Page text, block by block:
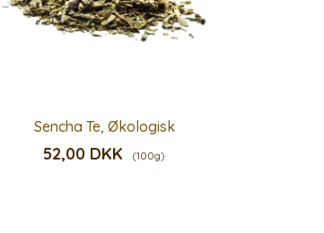
Sencha Te, Økologisk
52,00 DKK (100g)